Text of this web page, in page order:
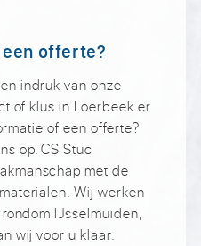
offerte?
indruk van onze
of klus in Loerbeek er
of een offerte?
op. CS Stuc
met de
Wij werken
IJsselmuiden,
wij voor u klaar.